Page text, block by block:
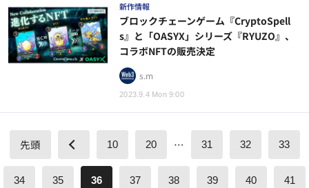
新作情報
2023.9.4 Mon 9:00
ブロックチェーンゲーム『CryptoSpell
s』と「OASYX」シリーズ『RYUZO』、
コラボNFTの販売決定
s.m
先頭 10 20 … 31 32 33
34 35 36 37 38 39 40 41